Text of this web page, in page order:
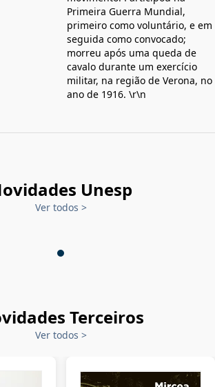
Primeira Guerra Mundial,
primeiro como voluntário, e em
seguida como convocado;
morreu após uma queda de
cavalo durante um exercício
militar, na região de Verona, no
ano de 1916. \r\n
Unesp
Ver todos >
Terceiros
Ver todos >